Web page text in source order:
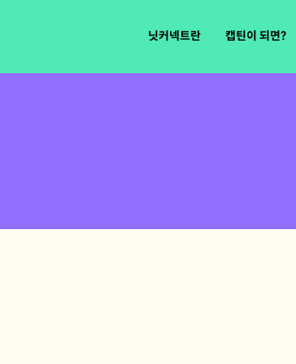
닛커넥트란 캡틴이 되면?